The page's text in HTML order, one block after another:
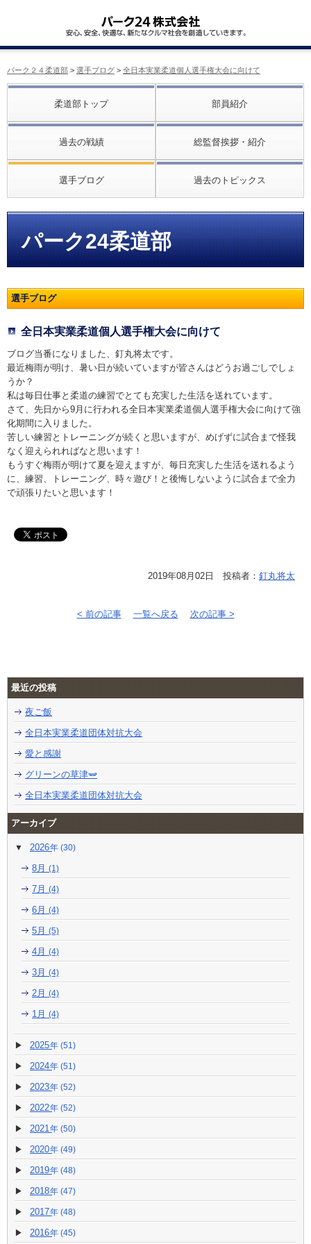
パーク２４柔道部 > 選手ブログ > 全日本実業柔道個人選手権大会に向けて
柔道部トップ 部員紹介
過去の戦績 総監督挨拶・紹介
選手ブログ 過去のトピックス
パーク24柔道部
選手ブログ
全日本実業柔道個人選手権大会に向けて
ブログ当番になりました、釘丸将太です。
最近梅雨が明け、暑い日が続いていますが皆さんはどうお過ごしでしょ
うか？
私は毎日仕事と柔道の練習でとても充実した生活を送れています。
さて、先日から9月に行われる全日本実業柔道個人選手権大会に向けて強
化期間に入りました。
苦しい練習とトレーニングが続くと思いますが、めげずに試合まで怪我
なく迎えられればなと思います！
もうすぐ梅雨が明けて夏を迎えますが、毎日充実した生活を送れるよう
に、練習、トレーニング、時々遊び！と後悔しないように試合まで全力
で頑張りたいと思います！
2019年08月02日 投稿者： 釘丸将太
< 前の記事 一覧へ戻る 次の記事 >
最近の投稿
夜ご飯
全日本実業柔道団体対抗大会
愛と感謝
グリーンの草津🫛
全日本実業柔道団体対抗大会
アーカイブ
2026 (30)
8月 (1)
7月 (4)
6月 (4)
5月 (5)
4月 (4)
3月 (4)
2月 (4)
1月 (4)
2025 (51)
2024 (51)
2023 (52)
2022 (52)
2021 (50)
2020 (49)
2019 (48)
2018 (47)
2017 (48)
2016 (45)